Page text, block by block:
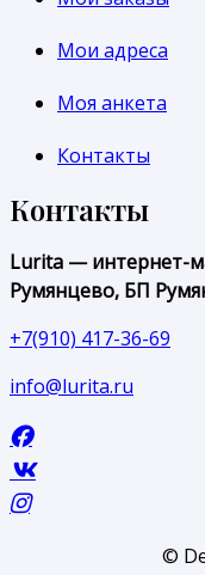
Мои адреса
Моя анкета
Контакты
Контакты
Lurita — интернет-
Румянцево, БП
+7(910) 417-36-69
info@lurita.ru
©